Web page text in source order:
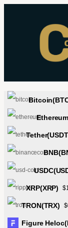
springen
XRP(XRP)
TRON(TRX)
Figure